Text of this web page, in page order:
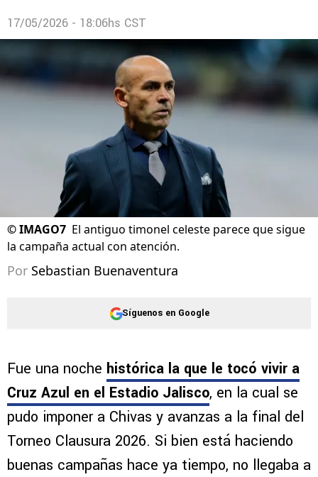
17/05/2026 - 18:06hs CST
©IMAGO7 El antiguo timonel celeste parece que sigue
la campaña actual con atención.
Por Sebastian Buenaventura
Síguenos en Google
Fue una noche histórica la que le tocó vivir a
Cruz Azul en el Estadio Jalisco, en la cual se
pudo imponer a Chivas y avanzas a la final del
Torneo Clausura 2026. Si bien está haciendo
buenas campañas hace ya tiempo, no llegaba a